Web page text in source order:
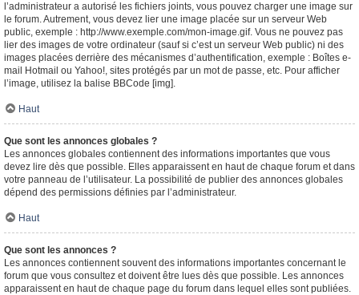
l’administrateur a autorisé les fichiers joints, vous pouvez charger une image sur
le forum. Autrement, vous devez lier une image placée sur un serveur Web
public, exemple : http://www.exemple.com/mon-image.gif. Vous ne pouvez pas
lier des images de votre ordinateur (sauf si c’est un serveur Web public) ni des
images placées derrière des mécanismes d’authentification, exemple : Boîtes e-
mail Hotmail ou Yahoo!, sites protégés par un mot de passe, etc. Pour afficher
l’image, utilisez la balise BBCode [img].
Haut
Que sont les annonces globales ?
Les annonces globales contiennent des informations importantes que vous
devez lire dès que possible. Elles apparaissent en haut de chaque forum et dans
votre panneau de l’utilisateur. La possibilité de publier des annonces globales
dépend des permissions définies par l’administrateur.
Haut
Que sont les annonces ?
Les annonces contiennent souvent des informations importantes concernant le
forum que vous consultez et doivent être lues dès que possible. Les annonces
apparaissent en haut de chaque page du forum dans lequel elles sont publiées.